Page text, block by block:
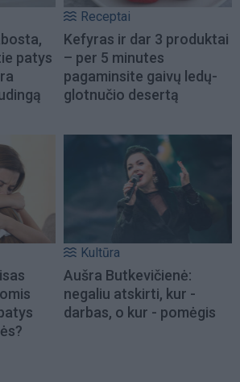
patys
Receptai
Kefyras ir dar 3 produktai
– per 5 minutes
pagaminsite gaivų ledų-
glotnučio desertą
Kultūra
Aušra Butkevičienė:
negaliu atskirti, kur -
darbas, o kur - pomėgis